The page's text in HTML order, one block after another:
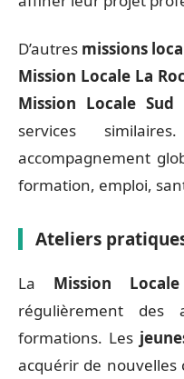
D’autres missions
Mission Locale La
Mission Locale Sud
services
accompagnement
formation, emploi,
Ateliers
La Mission
régulièrement des
formations. Les
acquérir de nouvelles